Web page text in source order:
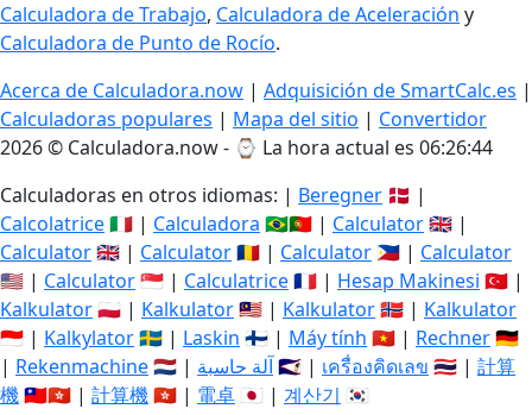
Calculadora de Trabajo, Calculadora de Aceleración y
Calculadora de Punto de Rocío.
Acerca de Calculadora.now | Adquisición de SmartCalc.es |
Calculadoras populares | Mapa del sitio | Convertidor
2026 © Calculadora.now - ⌚ La hora actual es 06:26:45
Calculadoras en otros idiomas: | Beregner 🇩🇰 |
Calcolatrice🇮🇹 | Calculadora 🇧🇷🇵🇹 | Calculator🇬🇧 |
Calculator🇬🇧 | Calculator🇷🇴 | Calculator 🇵🇭 | Calculator
🇺🇸 | Calculator🇸🇬 | Calculatrice🇫🇷 | Hesap Makinesi 🇹🇷 |
Kalkulator🇵🇱 | Kalkulator🇲🇾 | Kalkulator🇳🇴 | Kalkulator
🇮🇩 | Kalkylator🇸🇪 | Laskin 🇫🇮 | Máy tính 🇻🇳 | Rechner🇩🇪
| Rekenmachine🇳🇱 | آلة حاسبة🇸🇦 | เครื่องคิดเลข 🇹🇭 | 計算
機🇹🇼🇭🇰 | 計算機🇭🇰 | 電卓 🇯🇵 | 계산기 🇰🇷